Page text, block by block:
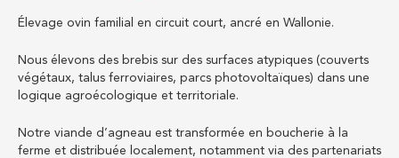
Élevage ovin familial en circuit court, ancré en Wallonie.
Nous élevons des brebis sur des surfaces atypiques (couverts
végétaux, talus ferroviaires, parcs photovoltaïques) dans une
logique agroécologique et territoriale.
Notre viande d’agneau est transformée en boucherie à la
ferme et distribuée localement, notamment via des partenariats